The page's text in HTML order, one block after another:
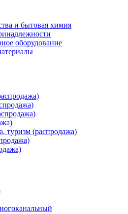
и бытовая химия
оборудование
туризм (распродажа)